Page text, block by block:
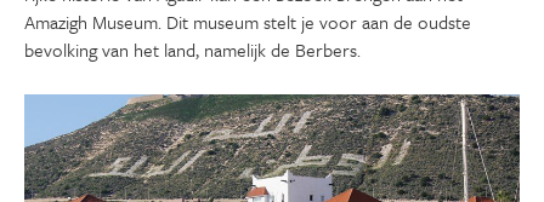
Amazigh Museum. Dit museum stelt je voor aan de oudste
bevolking van het land, namelijk de Berbers.